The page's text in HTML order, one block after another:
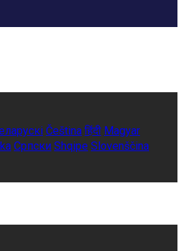
Čeština हिंदी Magyar
Српски Shqipe Slovenščina